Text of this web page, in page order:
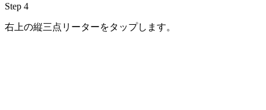
Step 4
右上の縦三点リーターをタップします。